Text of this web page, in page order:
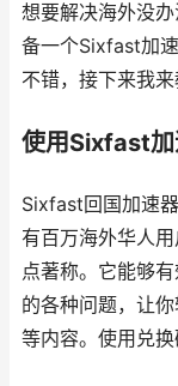
想要解决海外没
备一个Sixfast加
不错，接下来我来
使用Sixfast加
Sixfast回国加速
有百万海外华人
点著称。它能够
的各种问题，让
等内容。使用兑换